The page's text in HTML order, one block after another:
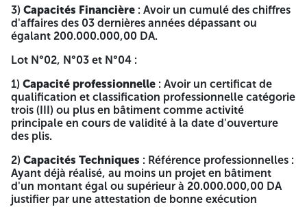
12h00mn, cette date est tacitement reportée au premier
jour ouvrable, dans le cas où le jour du dépôt des offres
coïncide avec un jour férié ou un jour repos légal. Les
d'ouverture des plis (Offre de candidature, offre technique
et l'offre financière) à une seule séance, qui se fera le jour
correspondant au dernier jour de la durée de préparation
des offres à 13h00mn au siège de la Direction des
Equipements Publics de la Wilaya D'ORAN. Si ce jour
coïncide avec un jour férié ou un jour de repos légal,
l'ouverture des plis sera reportée au jour ouvrable suivant
à la même heure 13h00 mn. Les soumissionnaires resteront
engagés par leurs offres pendant une durée égale à la
durée de préparation des offres augmentée de 03 mois à
compter de la date de dépôt des offres. N.B : Pour plus
3) Capacités Financière : Avoir un cumulé des chiffres
d'affaires des 03 dernières années dépassant ou
égalant 200.000.000,00 DA.
Lot N°02, N°03 et N°04 :
1) Capacité professionnelle : Avoir un certificat de
qualification et classification professionnelle catégorie
trois (III) ou plus en bâtiment comme activité
principale en cours de validité à la date d'ouverture
des plis.
2) Capacités Techniques : Référence professionnelles :
Ayant déjà réalisé, au moins un projet en bâtiment
d'un montant égal ou supérieur à 20.000.000,00 DA
justifier par une attestation de bonne exécution